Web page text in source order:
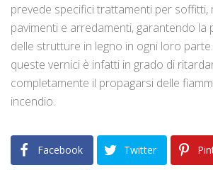
prevede specifici trattamenti per soffitti,
pavimenti e arredamenti, garantendo la
delle strutture in legno in ogni loro
queste vernici è infatti in grado di
completamente il propagarsi delle
incendio.
Facebook Twitter